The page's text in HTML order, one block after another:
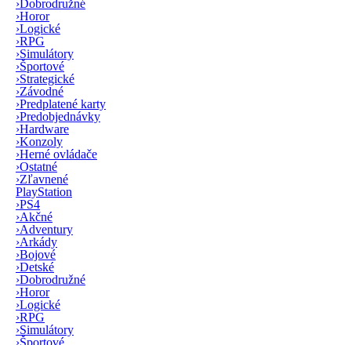
›Dobrodružné
›Horor
›Logické
›RPG
›Simulátory
›Športové
›Strategické
›Závodné
›Predplatené karty
›Predobjednávky
›Hardware
›Konzoly
›Herné ovládače
›Ostatné
›Zľavnené
PlayStation
›PS4
›Akčné
›Adventury
›Arkády
›Bojové
›Detské
›Dobrodružné
›Horor
›Logické
›RPG
›Simulátory
›Športové